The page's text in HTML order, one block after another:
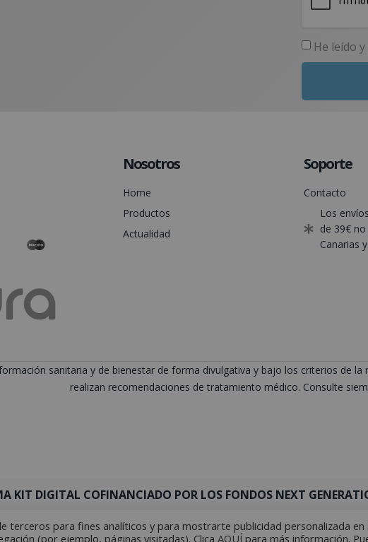
He leído
Nosotros
Home
Productos
Actualidad
Soporte
Contacto
Los
de 39€
Canarias
sanitaria y de bienestar de forma divulgativa y bajo los criterios de
realizan recomendaciones de tratamiento médico. Consulte
KIT DIGITAL COFINANCIADO POR LOS FONDOS NEXT
terceros para fines analíticos y para mostrarte publicidad personalizada
(por ejemplo, páginas visitadas). Clica AQUÍ para más información.